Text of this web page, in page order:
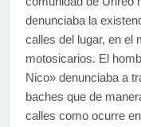
denunciaba la
calles del lugar, en el
motosicarios. El
Nico» denunciaba a
baches que de
calles como ocurre